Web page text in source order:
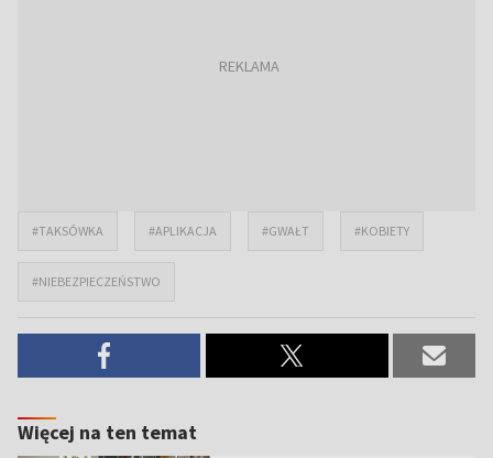
#TAKSÓWKA #APLIKACJA #GWAŁT #KOBIETY
#NIEBEZPIECZEŃSTWO
Więcej na ten temat